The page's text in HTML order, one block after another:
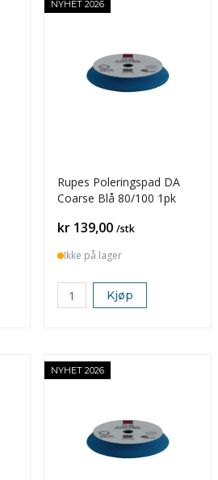
NYHET 2026
Rupes Poleringspad DA
Coarse Blå 80/100 1pk
Pris
kr 139,00 /stk
Ikke på lager
Kjøp
NYHET 2026